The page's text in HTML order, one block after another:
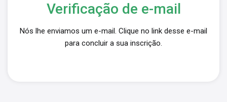
Verificação de e-mail
Nós lhe enviamos um e-mail. Clique no link desse e-mail
para concluir a sua inscrição.